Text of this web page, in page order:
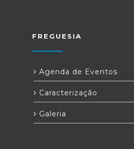
FREGUESIA
Agenda de Eventos
Caracterização
Galeria